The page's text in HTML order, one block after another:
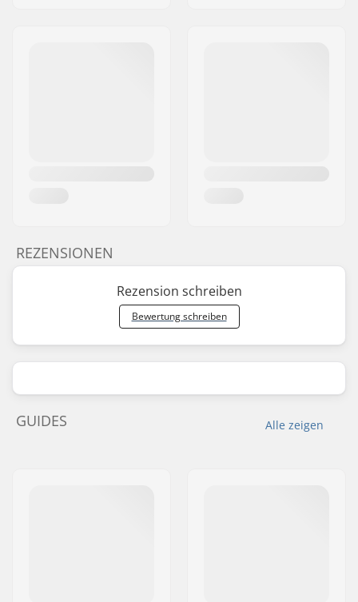
REZENSIONEN
Rezension schreiben
Bewertung schreiben
Alle zeigen
GUIDES